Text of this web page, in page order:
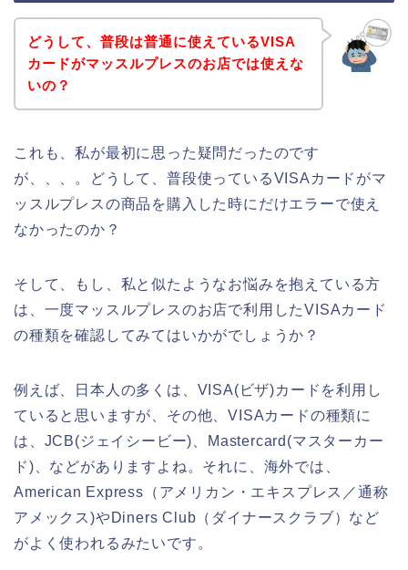
どうして、普段は普通に使えているVISA
カードがマッスルプレスのお店では使えな
いの？
これも、私が最初に思った疑問だったのです
が、、、。どうして、普段使っているVISAカードがマ
ッスルプレスの商品を購入した時にだけエラーで使え
なかったのか？
そして、もし、私と似たようなお悩みを抱えている方
は、一度マッスルプレスのお店で利用したVISAカード
の種類を確認してみてはいかがでしょうか？
例えば、日本人の多くは、VISA(ビザ)カードを利用し
ていると思いますが、その他、VISAカードの種類に
は、JCB(ジェイシービー)、Mastercard(マスターカー
ド)、などがありますよね。それに、海外では、
American Express（アメリカン・エキスプレス／通称
アメックス)やDiners Club（ダイナースクラブ）など
がよく使われるみたいです。